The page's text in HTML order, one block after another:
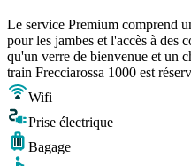
Le service Premium comprend
pour les jambes et l'accès à des
qu'un verre de bienvenue et un
train Frecciarossa 1000 est
Wifi
Prise électrique
Bagage